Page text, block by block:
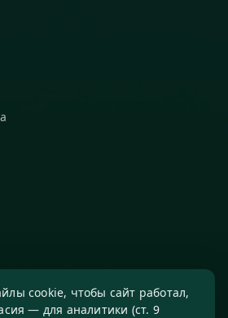
cookie, чтобы сайт работал,
— для аналитики (ст. 9